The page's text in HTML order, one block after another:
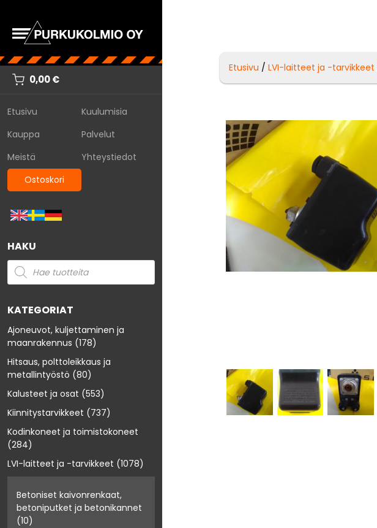
0,00€
Etusivu
Kuulumisia
Kauppa
Palvelut
Meistä
Yhteystiedot
Ostoskori
HAKU
KATEGORIAT
Ajoneuvot, kuljettaminen ja
maanrakennus (178)
Hitsaus, polttoleikkaus ja
metallintyöstö (80)
Kalusteet ja osat (553)
Kiinnitystarvikkeet (737)
Kodinkoneet ja toimistokoneet
(284)
LVI-laitteet ja -tarvikkeet (1078)
Betoniset kaivonrenkaat,
betoniputket ja betonikannet
(10)
Etusivu /LVI-laitteet ja -tarvikkeet